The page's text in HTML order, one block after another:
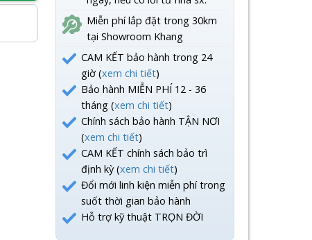
Miễn phí lắp đặt trong 30km
tại Showroom Khang
CAM KẾT bảo hành trong 24
giờ (xem chi tiết)
Bảo hành MIỄN PHÍ 12 - 36
tháng (xem chi tiết)
Chính sách bảo hành TẬN NƠI
(xem chi tiết)
CAM KẾT chính sách bảo trì
định kỳ (xem chi tiết)
Đổi mới linh kiện miễn phí trong
suốt thời gian bảo hành
Hỗ trợ kỹ thuật TRỌN ĐỜI